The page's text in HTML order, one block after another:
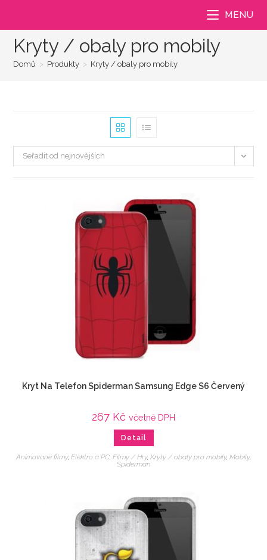
MENU
Kryty / obaly pro mobily
Domů > Produkty > Kryty / obaly pro mobily
Seřadit od nejnovějších
Kryt Na Telefon Spiderman Samsung Edge S6 Červený
267 Kč včetně DPH
Detail
Animované filmy, Elektro a PC, Filmy / Hry, Kryty / obaly pro mobily, Mobily,
Spiderman